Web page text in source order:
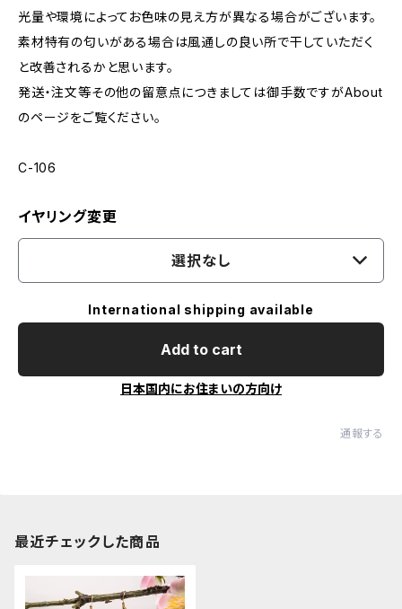
光量や環境によってお色味の見え方が異なる場合がございます。
素材特有の匂いがある場合は風通しの良い所で干していただく
と改善されるかと思います。
発送・注文等その他の留意点につきましては御手数ですがAbout
のページをご覧ください。
C-106
イヤリング変更
選択なし
International shipping available
Add to cart
日本国内にお住まいの方向け
通報する
最近チェックした商品